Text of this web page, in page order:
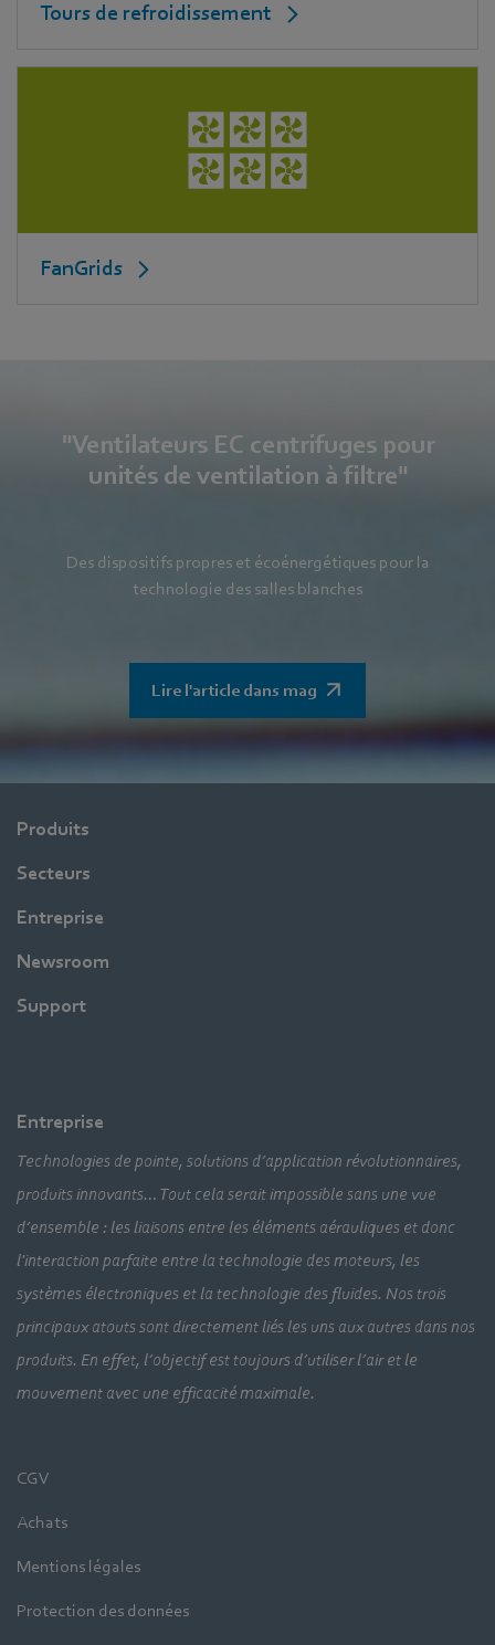
Tours de refroidissement
FanGrids
"Ventilateurs EC centrifuges pour
unités de ventilation à filtre"
Des dispositifs propres et écoénergétiques pour la
technologie des salles blanches
Lire l'article dans mag
Produits
Secteurs
Entreprise
Newsroom
Support
Entreprise
Technologies de pointe, solutions d’application révolutionnaires,
produits innovants… Tout cela serait impossible sans une vue
d’ensemble : les liaisons entre les éléments aérauliques et donc
l'interaction parfaite entre la technologie des moteurs, les
systèmes électroniques et la technologie des fluides. Nos trois
principaux atouts sont directement liés les uns aux autres dans nos
produits. En effet, l’objectif est toujours d’utiliser l’air et le
mouvement avec une efficacité maximale.
CGV
Achats
Mentions légales
Protection des données